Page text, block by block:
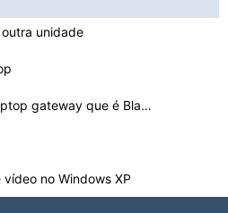
Como limpar o seu Mac quando ele está funcionando irre…
unidade
Como corrigir uma tela de laptop gateway que é Black
no Windows XP